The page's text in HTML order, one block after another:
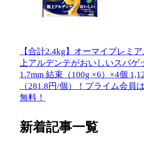
【合計2.4kg】オーマイプレミ
上アルデンテがおいしいスパゲ
1.7mm 結束（100g ×6）×4個
（281.8円/個）！プライム会員
無料！
新着記事一覧